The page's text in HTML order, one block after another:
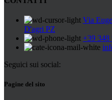
Via
D'agri PZ
+39 348
Seguici sui social:
Pagine del sito